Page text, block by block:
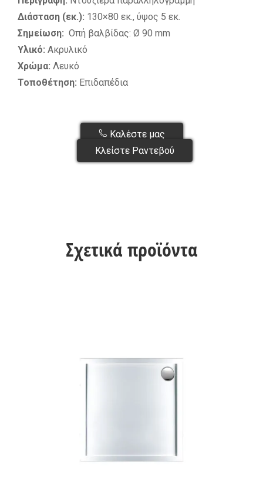
Διάσταση (εκ.): 130×80 εκ., ύψος 5 εκ.
Σημείωση: Οπή βαλβίδας: Ø 90 mm
Υλικό: Ακρυλικό
Χρώμα: Λευκό
Τοποθέτηση: Επιδαπέδια
Καλέστε μας
Κλείστε Ραντεβού
Σχετικά προϊόντα